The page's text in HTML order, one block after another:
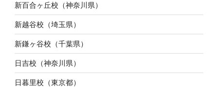
新百合ヶ丘校（神奈川県）
新越谷校（埼玉県）
新鎌ヶ谷校（千葉県）
日吉校（神奈川県）
日暮里校（東京都）